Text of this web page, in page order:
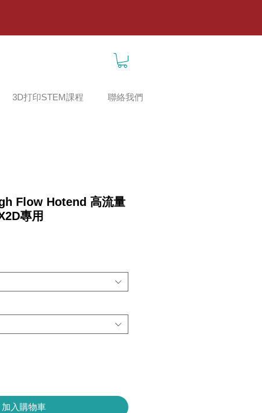
3D打印STEM課程 聯絡我們
Flow Hotend 高流量
專用
加入購物車